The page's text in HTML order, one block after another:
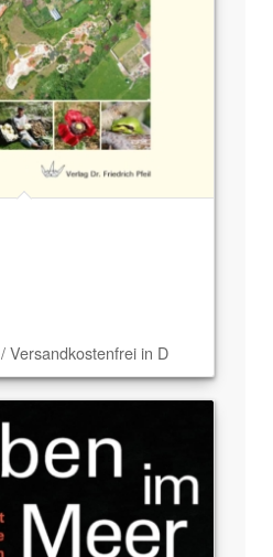
/ Versandkostenfrei in D